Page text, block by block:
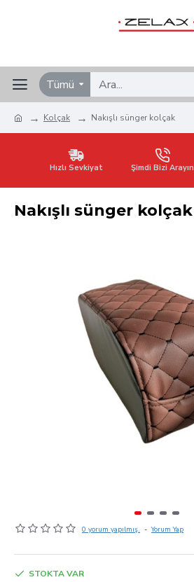
Tümü
Kolçak Nakışlı sünger kolçak
Hızlı Sevkiyat Şimdi Bizi Arayın
Nakışlı sünger kolçak
0 yorum yapılmış. - Yorum Yap
STOKTA VAR